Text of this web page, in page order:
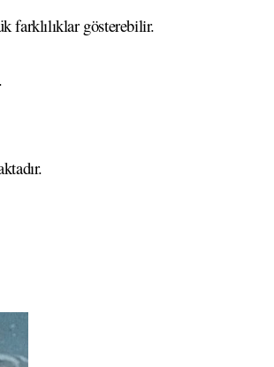
farklılıklar gösterebilir.